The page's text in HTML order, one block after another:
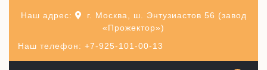
Наш телефон: +7-925-101-00-13
Наш адрес:
г. Москва, ш. Энтузиастов 56 (завод
«Прожектор»)